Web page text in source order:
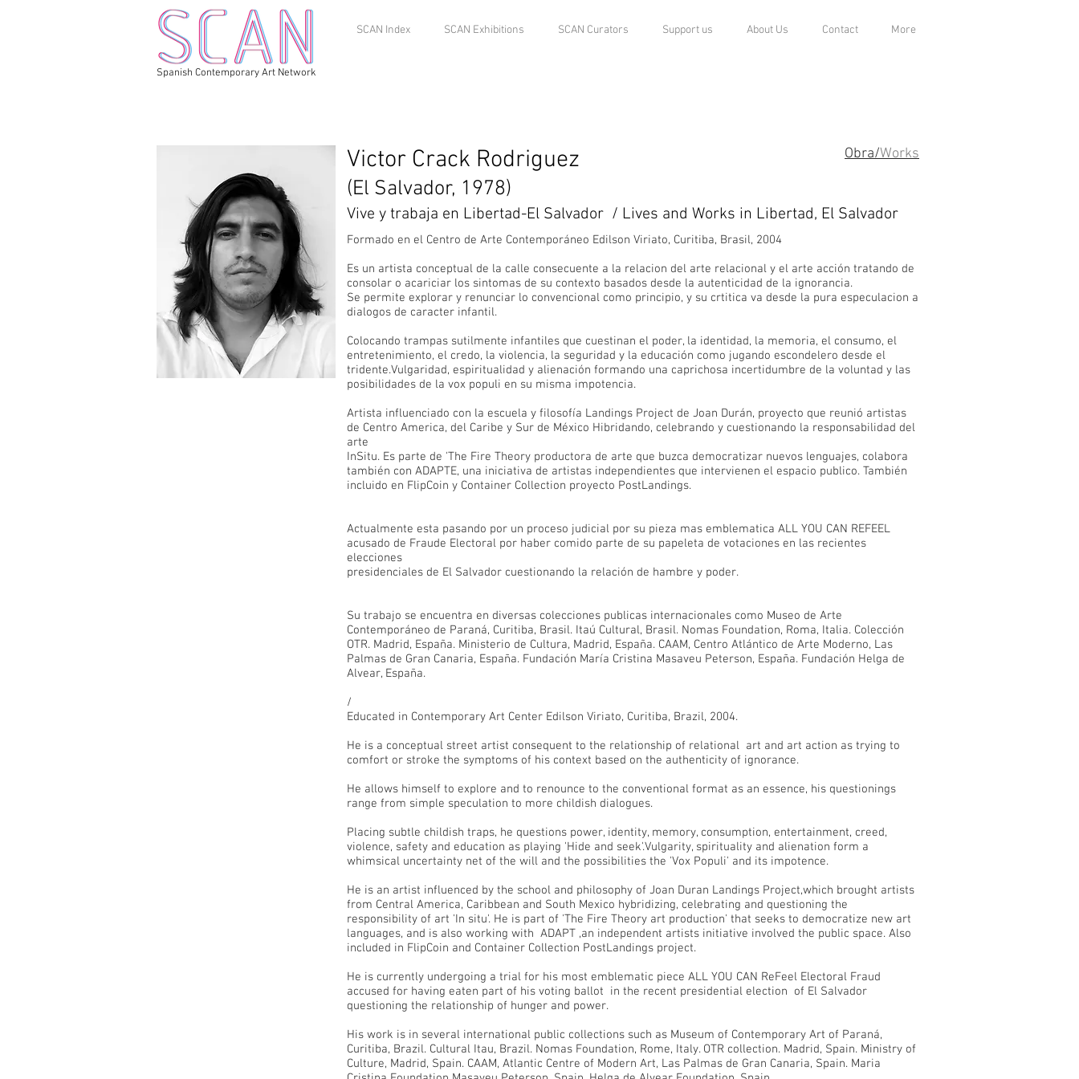
SCAN Index SCAN Exhibitions SCAN Curators Support us About Us Contact More
Spanish Contemporary Art Network
Victor Crack Rodriguez Obra/Works
(El Salvador, 1978)
Formado en el Centro de Arte Contemporáneo Edilson Viriato, Curitiba, Brasil, 2004
Es un artista conceptual de la calle consecuente a la relacion del arte relacional y el arte acción tratando de
consolar o acariciar los sintomas de su contexto basados desde la autenticidad de la ignorancia.
Se permite explorar y renunciar lo convencional como principio, y su crtitica va desde la pura especulacion a
dialogos de caracter infantil.
Colocando trampas sutilmente infantiles que cuestinan el poder, la identidad, la memoria, el consumo, el
entretenimiento, el credo, la violencia, la seguridad y la educación como jugando escondelero desde el
tridente.Vulgaridad, espiritualidad y alienación formando una caprichosa incertidumbre de la voluntad y las
posibilidades de la vox populi en su misma impotencia.
Artista influenciado con la escuela y filosofía Landings Project de Joan Durán, proyecto que reunió artistas
de Centro America, del Caribe y Sur de México Hibridando, celebrando y cuestionando la responsabilidad del
arte
InSitu. Es parte de 'The Fire Theory productora de arte que buzca democratizar nuevos lenguajes, colabora
también con ADAPTE, una iniciativa de artistas independientes que intervienen el espacio publico. También
incluido en FlipCoin y Container Collection proyecto PostLandings.
Actualmente esta pasando por un proceso judicial por su pieza mas emblematica ALL YOU CAN REFEEL
acusado de Fraude Electoral por haber comido parte de su papeleta de votaciones en las recientes
elecciones
presidenciales de El Salvador cuestionando la relación de hambre y poder.
Su trabajo se encuentra en diversas colecciones publicas internacionales como Museo de Arte
Contemporáneo de Paraná, Curitiba, Brasil. Itaú Cultural, Brasil. Nomas Foundation, Roma, Italia. Colección
OTR. Madrid, España. Ministerio de Cultura, Madrid, España. CAAM, Centro Atlántico de Arte Moderno, Las
Palmas de Gran Canaria, España. Fundación María Cristina Masaveu Peterson, España. Fundación Helga de
Alvear, España.
/
Educated in Contemporary Art Center Edilson Viriato, Curitiba, Brazil, 2004.
He is a conceptual street artist consequent to the relationship of relational art and art action as trying to
comfort or stroke the symptoms of his context based on the authenticity of ignorance.
He allows himself to explore and to renounce to the conventional format as an essence, his questionings
range from simple speculation to more childish dialogues.
Placing subtle childish traps, he questions power, identity, memory, consumption, entertainment, creed,
violence, safety and education as playing 'Hide and seek'.Vulgarity, spirituality and alienation form a
whimsical uncertainty net of the will and the possibilities the 'Vox Populi' and its impotence.
He is an artist influenced by the school and philosophy of Joan Duran Landings Project,which brought artists
from Central America, Caribbean and South Mexico hybridizing, celebrating and questioning the
responsibility of art 'In situ'. He is part of 'The Fire Theory art production' that seeks to democratize new art
languages, and is also working with ADAPT ,an independent artists initiative involved the public space. Also
included in FlipCoin and Container Collection PostLandings project.
He is currently undergoing a trial for his most emblematic piece ALL YOU CAN ReFeel Electoral Fraud
accused for having eaten part of his voting ballot in the recent presidential election of El Salvador
questioning the relationship of hunger and power.
His work is in several international public collections such as Museum of Contemporary Art of Paraná,
Curitiba, Brazil. Cultural Itau, Brazil. Nomas Foundation, Rome, Italy. OTR collection. Madrid, Spain. Ministry of
Culture, Madrid, Spain. CAAM, Atlantic Centre of Modern Art, Las Palmas de Gran Canaria, Spain. Maria
Vive y trabaja en Libertad-El Salvador / Lives and Works in Libertad, El Salvador